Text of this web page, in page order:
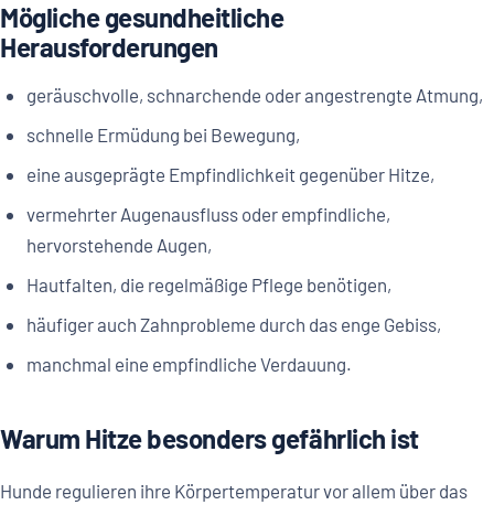
Mögliche gesundheitliche
Herausforderungen
geräuschvolle, schnarchende oder angestrengte Atmung,
schnelle Ermüdung bei Bewegung,
eine ausgeprägte Empfindlichkeit gegenüber Hitze,
vermehrter Augenausfluss oder empfindliche,
hervorstehende Augen,
Hautfalten, die regelmäßige Pflege benötigen,
häufiger auch Zahnprobleme durch das enge Gebiss,
manchmal eine empfindliche Verdauung.
Warum Hitze besonders gefährlich ist
Hunde regulieren ihre Körpertemperatur vor allem über das